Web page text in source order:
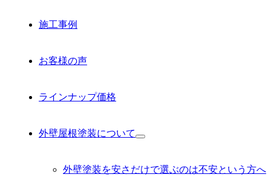
施工事例
お客様の声
ラインナップ価格
外壁屋根塗装について
サ
ニ
外壁塗装を安さだけで選ぶのは不安という方へ